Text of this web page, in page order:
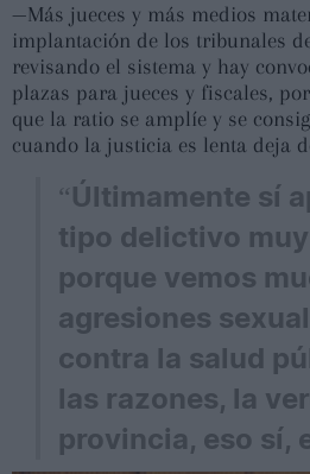
—Más jueces y más medios
implantación de los tribunales
revisando el sistema y hay
plazas para jueces y fiscales,
que la ratio se amplíe y se
cuando la justicia es lenta deja
“Últimamente sí
tipo delictivo
porque vemos
agresiones
contra la salud
las razones, la
provincia, eso sí,